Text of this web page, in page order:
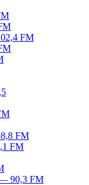
FM
FM
FM
— 90,3 FM